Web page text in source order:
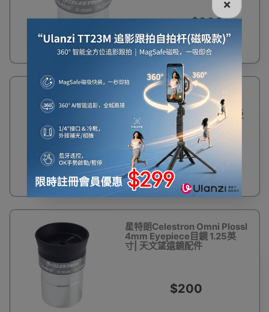
$200
星特朗Celestron
Omni Plossl 6mm
Eyepiece目鏡 1.25
英寸| 天文望遠鏡配
件
$200
星特朗Celestron Omni Plossl
4mm Eyepiece目鏡 1.25英
寸| 天文望遠鏡配件
$200
×